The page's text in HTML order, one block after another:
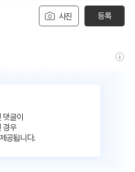
사진 등록
글이
경우
공됩니다.